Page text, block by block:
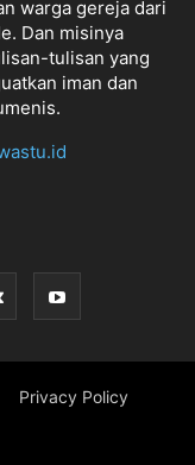
warga gereja dari
Dan misinya
tulisan yang
iman dan
Privacy Policy